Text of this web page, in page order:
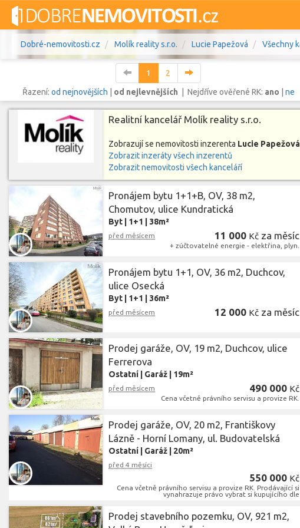
Dobré-nemovitosti.cz Molík reality s.r.o. Lucie Papežová Všechny
Vše Byty Domy Pozemky
Lokalita Lokalita
Lokalita
Cena
1
2
Řazení: od nejnovějších od nejlevnějších | Nejdříve ověřené RK: ano ne
Realitní kancelář Molík reality s.r.o.
Zobrazují se nemovitosti inzerenta Lucie Papežová
Zobrazit inzeráty všech inzerentů
Zobrazit nemovitosti všech kanceláří
Pronájem bytu 1+1+B, OV, 38 m2,
Chomutov, ulice Kundratická
Byt 1+1 38m²
před měsícem 11 000 Kč za měsíc
+ zúčtovatelné energie - elektřina, plyn.
Pronájem bytu 1+1, OV, 36 m2, Duchcov,
ulice Osecká
Byt 1+1 36m²
před měsícem 12 000 Kč za měsíc
Prodej garáže, OV, 19 m2, Duchcov, ulice
Ferrerova
Ostatní Garáž 19m²
před měsícem 490 000 Kč
Cena včetně právního servisu a provize RK.
Prodej garáže, OV, 20 m2, Františkovy
Lázně - Horní Lomany, ul. Budovatelská
Ostatní | Garáž | 20m²
před 4 měsíci
550 000 Kč
Cena včetně právního servisu a provize RK. Prodávající si
vynahrazuje právo vybrat si kupujícího dle
Prodej stavebního pozemku, OV, 921 m2,